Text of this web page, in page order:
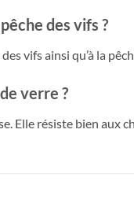
des vifs ?
vifs ainsi qu’à la
verre ?
Elle résiste bien aux